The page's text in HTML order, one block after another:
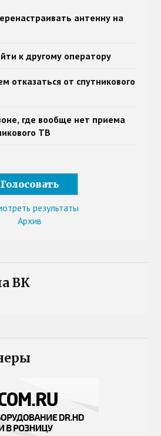
антенну на
к другому оператору
отказаться от спутникового
где вообще нет приема
ТВ
результаты
Архив
ВК